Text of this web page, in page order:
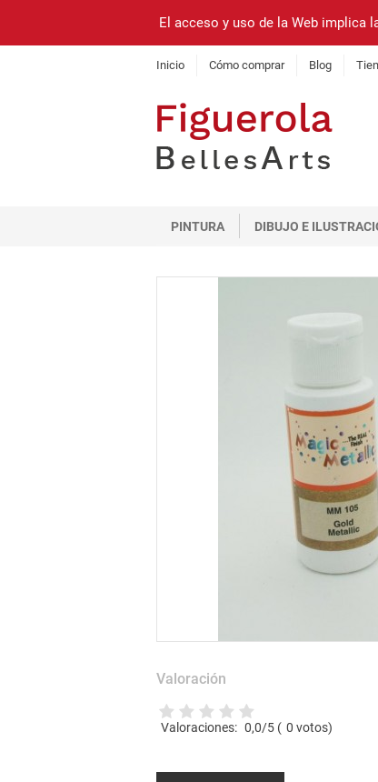
El acceso y uso de la Web implica
Inicio Cómo comprar Blog
PINTURA DIBUJO E
Valoración
Valoraciones: 0,0/5 ( 0 votos)